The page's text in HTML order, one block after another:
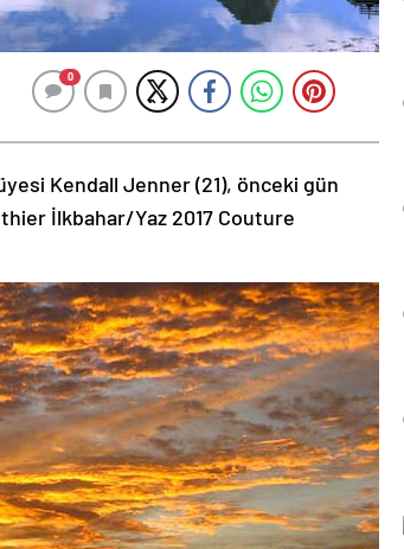
0
Kendall Jenner (21), önceki gün
İlkbahar/Yaz 2017 Couture